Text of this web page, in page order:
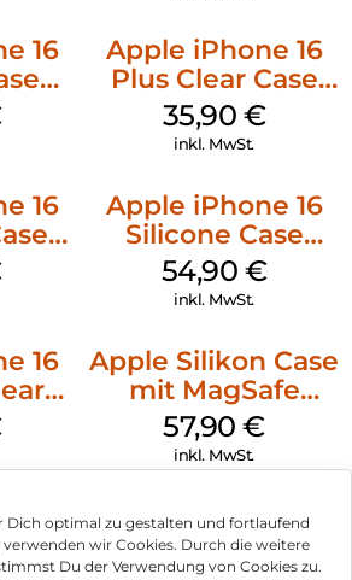
Dich optimal zu gestalten und fortlaufend
wir Cookies. Durch die weitere
Du der Verwendung von Cookies zu.
16
Apple iPhone 16
Plus Clear Case
MagSafe
Transparent
35,90 €
inkl. MwSt.
16
Apple iPhone 16
Silicone Case
MagSafe Lake
Green
54,90 €
inkl. MwSt.
16
Apple Silikon Case
mit MagSafe
iPhone 14 Pro
(PRODUCT)RED
57,90€
inkl. MwSt.